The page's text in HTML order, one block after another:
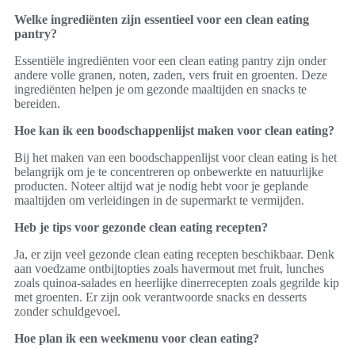
Welke ingrediënten zijn essentieel voor een clean eating
pantry?
Essentiële ingrediënten voor een clean eating pantry zijn onder
andere volle granen, noten, zaden, vers fruit en groenten. Deze
ingrediënten helpen je om gezonde maaltijden en snacks te
bereiden.
Hoe kan ik een boodschappenlijst maken voor clean eating?
Bij het maken van een boodschappenlijst voor clean eating is het
belangrijk om je te concentreren op onbewerkte en natuurlijke
producten. Noteer altijd wat je nodig hebt voor je geplande
maaltijden om verleidingen in de supermarkt te vermijden.
Heb je tips voor gezonde clean eating recepten?
Ja, er zijn veel gezonde clean eating recepten beschikbaar. Denk
aan voedzame ontbijtopties zoals havermout met fruit, lunches
zoals quinoa-salades en heerlijke dinerrecepten zoals gegrilde kip
met groenten. Er zijn ook verantwoorde snacks en desserts
zonder schuldgevoel.
Hoe plan ik een weekmenu voor clean eating?